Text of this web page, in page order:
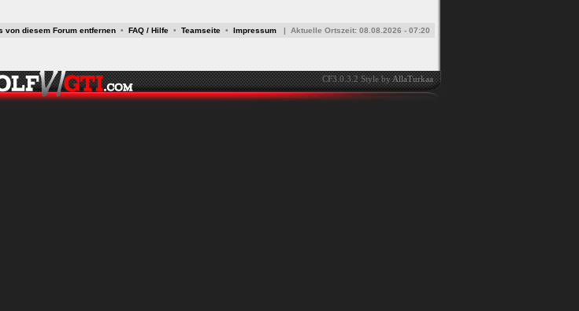
von diesem Forum entfernen • FAQ / Hilfe • Teamseite • Impressum | Aktuelle Ortszeit: 08.08.2026 - 07:20
CF3.0.3.2 Style byAllaTurkaa